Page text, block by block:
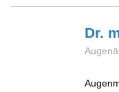
Dr.